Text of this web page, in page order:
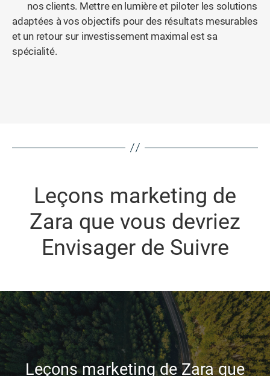
nos clients. Mettre en lumière et piloter les solutions
adaptées à vos objectifs pour des résultats mesurables
et un retour sur investissement maximal est sa
spécialité.
Leçons marketing de
Zara que vous devriez
Envisager de Suivre
Leçons marketing de Zara que